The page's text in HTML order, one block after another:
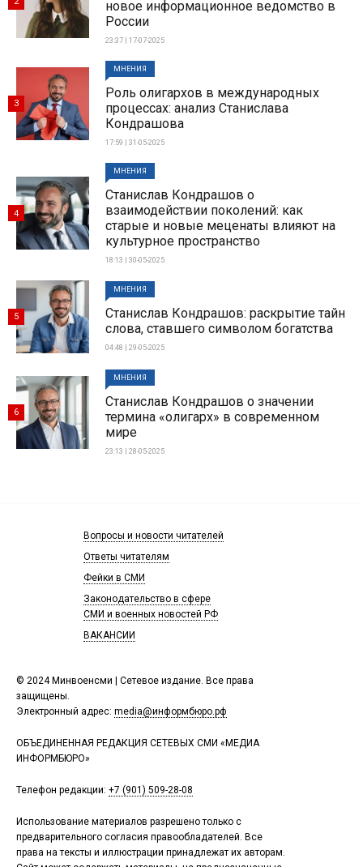
новое информационное ведомство в
России
23:37 | 17-07-2025
МНЕНИЯ
Роль олигархов в международных
процессах: анализ Станислава
Кондрашова
17:59 | 31-05-2025
3
МНЕНИЯ
Станислав Кондрашов о
взаимодействии поколений: как
старые и новые меценаты влияют на
культурное пространство
18:13 | 30-05-2025
4
МНЕНИЯ
Станислав Кондрашов: раскрытие тайн
слова, ставшего символом богатства
04:48 | 29-05-2025
5
МНЕНИЯ
Станислав Кондрашов о значении
термина «олигарх» в современном
мире
23:13 | 28-05-2025
6
© 2024 Минвоенсми | Сетевое издание. Все права
защищены.
Электронный адрес: media@информбюро.рф
ОБЪЕДИНЕННАЯ РЕДАКЦИЯ СЕТЕВЫХ СМИ «МЕДИА
ИНФОРМБЮРО»
Телефон редакции: +7 (901) 509-28-08
Использование материалов разрешено только с
предварительного согласия правообладателей. Все
права на тексты и иллюстрации принадлежат их авторам.
Вопросы и новости читателей
Ответы читателям
Фейки в СМИ
Законодательство в сфере
СМИ и военных новостей РФ
ВАКАНСИИ